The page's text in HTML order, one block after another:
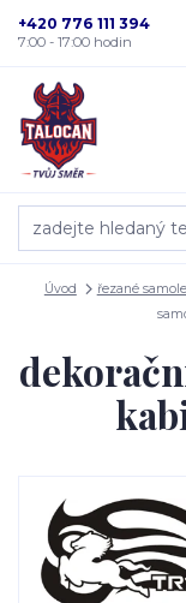
+420 776 111 394
7:00 - 17:00 hodin
Úvod řezané